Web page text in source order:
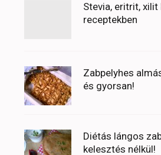
Stevia, eritrit,
receptekben
Zabpelyhes
és gyorsan!
Diétás lángos
kelesztés nélkül!